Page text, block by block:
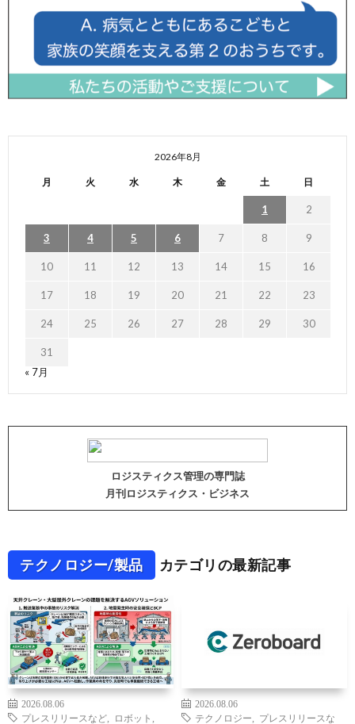
2026年8月
月 火 水 木 金 土 日
1 2
3 4 5 6 7 8 9
10 11 12 13 14 15 16
17 18 19 20 21 22 23
24 25 26 27 28 29 30
31
« 7月
ロジスティクス管理の専門誌
月刊ロジスティクス・ビジネス
テクノロジー/製品 カテゴリの最新記事
2026.08.06
プレスリリースなど
ロボット
2026.08.06
テクノロジー
プレスリリースな